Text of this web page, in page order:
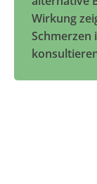
Wirkung
Schmerzen